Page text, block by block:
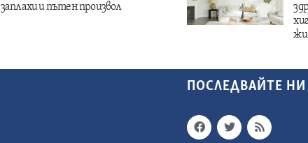
заплахи и пътен произвол
ПОСЛЕДВАЙТЕ НИ